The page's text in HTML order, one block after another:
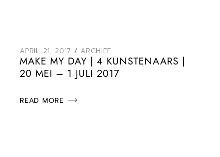
APRIL 21, 2017 ARCHIEF
MAKE MY DAY | 4 KUNSTENAARS |
20 MEI – 1 JULI 2017
READ MORE